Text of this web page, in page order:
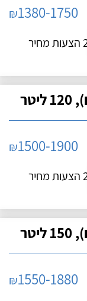
₪1380-1750
מחיר
₪1500-1900
מחיר
₪1550-1880